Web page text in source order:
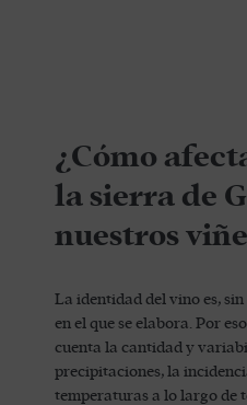
¿Cómo
la sierra de
nuestros
La identidad del vino es,
en el que se elabora. Por
cuenta la cantidad y
precipitaciones, la
temperaturas a lo largo de